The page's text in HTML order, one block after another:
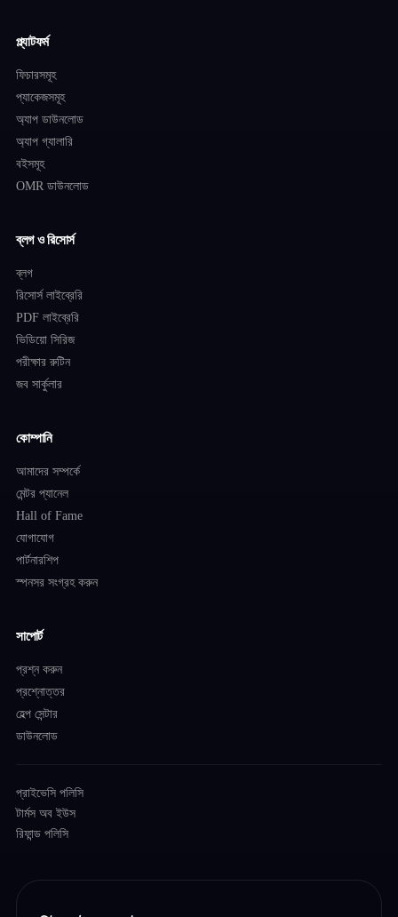
প্ল্যাটফর্ম
ফিচারসমূহ
প্যাকেজসমূহ
অ্যাপ ডাউনলোড
অ্যাপ গ্যালারি
বইসমূহ
OMR ডাউনলোড
ব্লগ ও রিসোর্স
ব্লগ
রিসোর্স লাইব্রেরি
PDF লাইব্রেরি
ভিডিয়ো সিরিজ
পরীক্ষার রুটিন
জব সার্কুলার
কোম্পানি
আমাদের সম্পর্কে
মেন্টর প্যানেল
Hall of Fame
যোগাযোগ
পার্টনারশিপ
স্পনসর সংগ্রহ করুন
সাপোর্ট
প্রশ্ন করুন
প্রশ্নোত্তর
হেল্প সেন্টার
ডাউনলোড
প্রাইভেসি পলিসি
টার্মস অব ইউস
রিফান্ড পলিসি